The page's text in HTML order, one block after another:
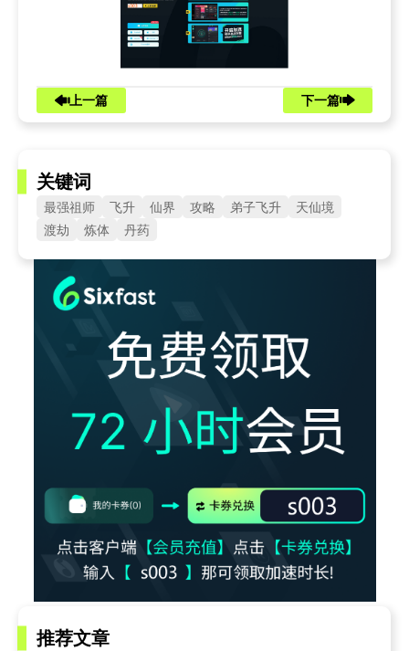
上一篇 下一篇
关键词
最强祖师 飞升 仙界 攻略 弟子飞升
天仙境
渡劫
炼体 丹药
推荐文章